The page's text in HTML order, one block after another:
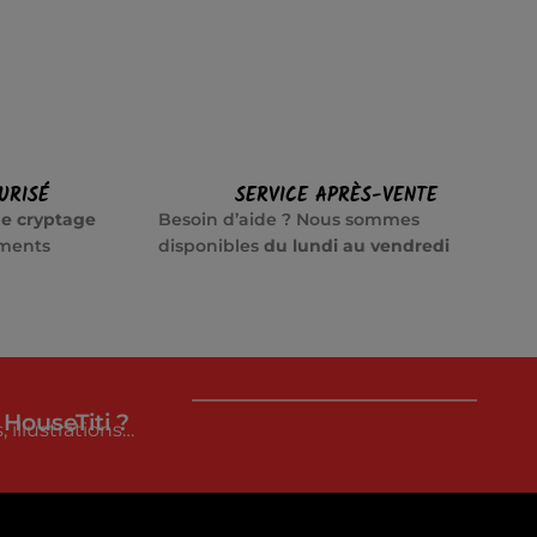
cryptage
SERVICE APRÈS-VENTE
Besoin d’aide ? Nous sommes
disponibles du lundi au vendredi
?
illustrations…